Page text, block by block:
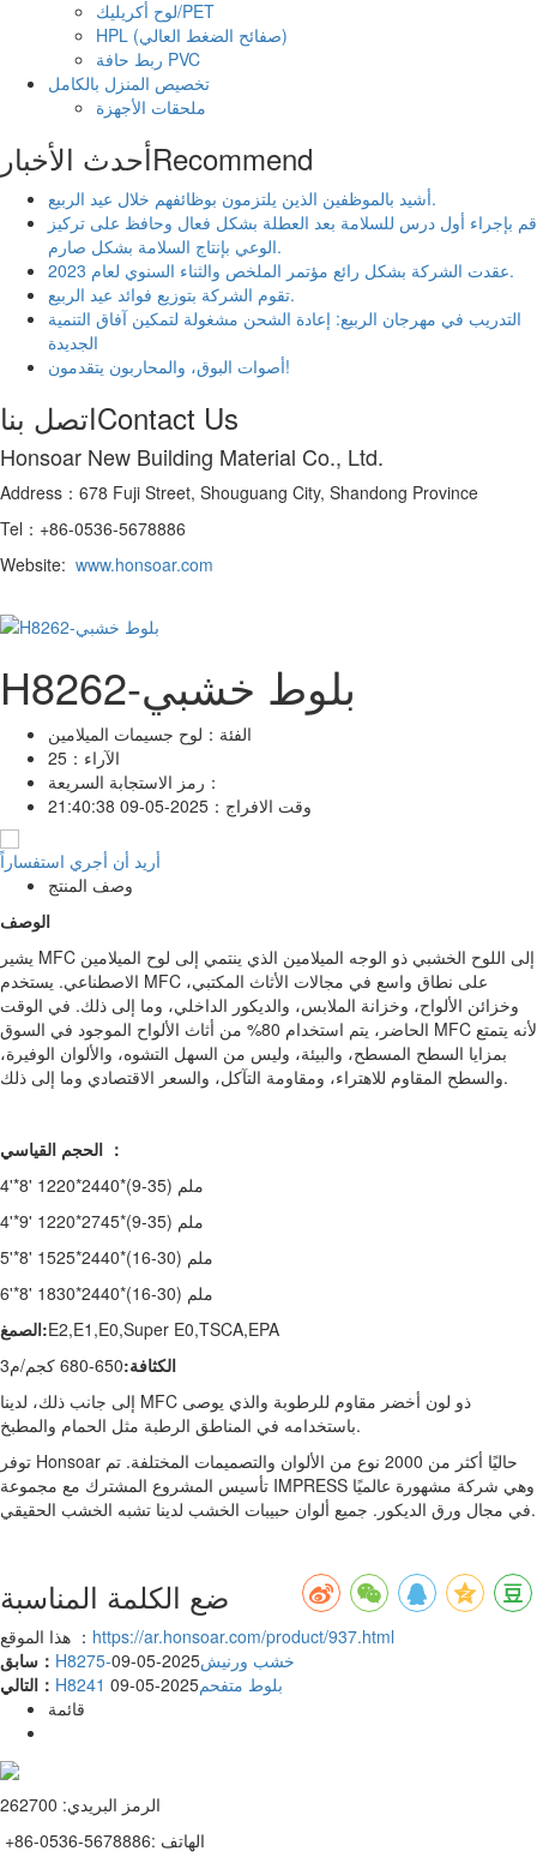
لوح أكريليك/PET
HPL (صفائح الضغط العالي)
ربط حافة PVC
تخصيص المنزل بالكامل
ملحقات الأجهزة
أحدث الأخبارRecommend
أشيد بالموظفين الذين يلتزمون بوظائفهم خلال عيد الربيع.
قم بإجراء أول درس للسلامة بعد العطلة بشكل فعال وحافظ على تركيز
الوعي بإنتاج السلامة بشكل صارم.
عقدت الشركة بشكل رائع مؤتمر الملخص والثناء السنوي لعام 2023.
تقوم الشركة بتوزيع فوائد عيد الربيع.
التدريب في مهرجان الربيع: إعادة الشحن مشغولة لتمكين آفاق التنمية
الجديدة
أصوات البوق، والمحاربون يتقدمون!
اتصل بناContact Us
Honsoar New Building Material Co., Ltd.
Address：678 Fuji Street, Shouguang City, Shandong Province
Tel：+86-0536-5678886
Website: www.honsoar.com
H8262-بلوط خشبي
الفئة： لوح جسيمات الميلامين
الآراء： 25
رمز الاستجابة السريعة：
وقت الافراج： 2025-05-09 21:40:38
أريد أن أجري استفساراً
وصف المنتج
الوصف
يشير MFC إلى اللوح الخشبي ذو الوجه الميلامين الذي ينتمي إلى لوح الميلامين
الاصطناعي. يستخدم MFC على نطاق واسع في مجالات الأثاث المكتبي،
وخزائن الألواح، وخزانة الملابس، والديكور الداخلي، وما إلى ذلك. في الوقت
الحاضر، يتم استخدام 80% من أثاث الألواح الموجود في السوق MFC لأنه يتمتع
بمزايا السطح المسطح، والبيئة، وليس من السهل التشوه، والألوان الوفيرة،
والسطح المقاوم للاهتراء، ومقاومة التآكل، والسعر الاقتصادي وما إلى ذلك.
الحجم القياسي ：
4'*8' 1220*2440*(9-35) ملم
4'*9' 1220*2745*(9-35) ملم
5'*8' 1525*2440*(16-30) ملم
6'*8' 1830*2440*(16-30) ملم
الصمغ:E2,E1,E0,Super E0,TSCA,EPA
الكثافة:650-680 كجم/م3
إلى جانب ذلك، لدينا MFC ذو لون أخضر مقاوم للرطوبة والذي يوصى
باستخدامه في المناطق الرطبة مثل الحمام والمطبخ.
توفر Honsoar حاليًا أكثر من 2000 نوع من الألوان والتصميمات المختلفة. تم
تأسيس المشروع المشترك مع مجموعة IMPRESS وهي شركة مشهورة عالميًا
في مجال ورق الديكور. جميع ألوان حبيبات الخشب لدينا تشبه الخشب الحقيقي.
ضع الكلمة المناسبة
هذا الموقع ： https://ar.honsoar.com/product/937.html
سابق：
H8275-خشب ورنيش2025-05-09
التالي：
H8241 بلوط متفحم2025-05-09
قائمة
الرمز البريدي: 262700
+86-0536-5678886: الهاتف